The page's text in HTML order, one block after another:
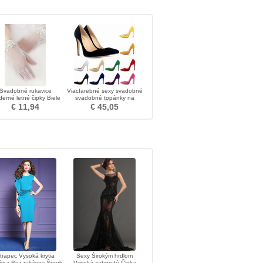
Svadobné rukavice
letné čipky Biele
prstové dekorácie
€ 11,94
Viacfarebné sexy svadobné
svadobné topánky na
vysokom podpätku 11CM
€ 45,05
Vysoká krytia
Sexy Širokým hrdlom